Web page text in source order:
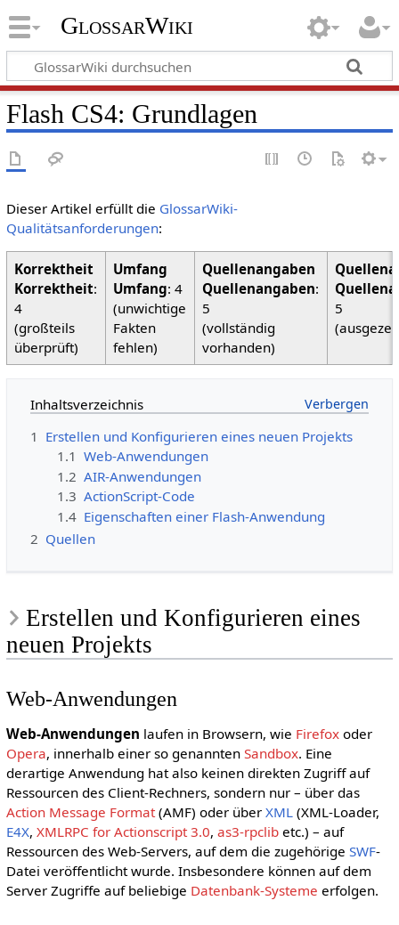
GlossarWiki
Flash CS4: Grundlagen
Dieser Artikel erfüllt die GlossarWiki-
Qualitätsanforderungen:
Korrektheit:
4
(großteils
überprüft)
Umfang: 4
(unwichtige
Fakten
fehlen)
Quellenangaben:
5
(vollständig
vorhanden)
5
Inhaltsverzeichnis
1 Erstellen und Konfigurieren eines neuen Projekts
1.1 Web-Anwendungen
1.2 AIR-Anwendungen
1.3 ActionScript-Code
1.4 Eigenschaften einer Flash-Anwendung
2 Quellen
Erstellen und Konfigurieren eines
neuen Projekts
Web-Anwendungen
Web-Anwendungen laufen in Browsern, wie Firefoxoder
Opera, innerhalb einer so genannten Sandbox. Eine
derartige Anwendung hat also keinen direkten Zugriff auf
Ressourcen des Client-Rechners, sondern nur – über das
Action Message Format(AMF) oder über XML(XML-Loader,
E4X, XMLRPC for Actionscript 3.0, as3-rpclibetc.) – auf
Ressourcen des Web-Servers, auf dem die zugehörige SWF-
Datei veröffentlicht wurde. Insbesondere können auf dem
Server Zugriffe auf beliebige Datenbank-Systeme erfolgen.